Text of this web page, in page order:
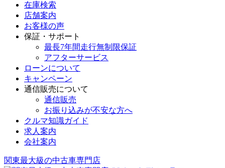
在庫検索
店舗案内
お客様の声
保証・サポート
最長7年間走行無制限保証
アフターサービス
ローンについて
キャンペーン
通信販売について
通信販売
お振り込みが不安な方へ
クルマ知識ガイド
求人案内
会社案内
関東最大級の中古車専門店